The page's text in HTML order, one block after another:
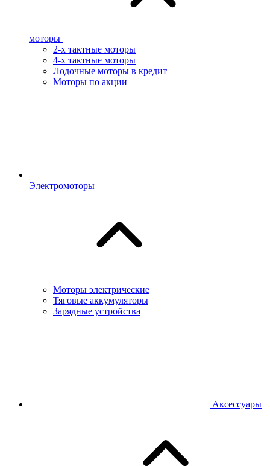
моторы
2-х тактные моторы
4-х тактные моторы
Лодочные моторы в кредит
Моторы по акции
Электромоторы
Моторы электрические
Тяговые аккумуляторы
Зарядные устройства
Аксессуары